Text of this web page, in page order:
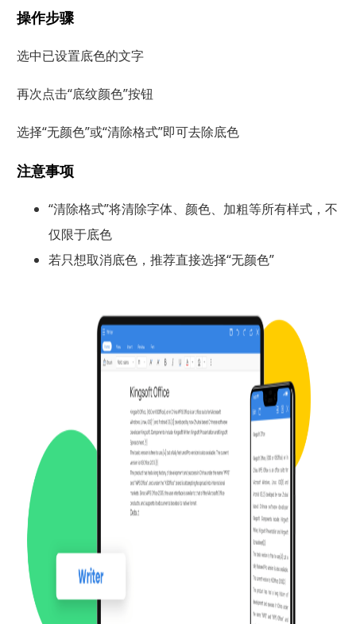
操作步骤
选中已设置底色的文字
再次点击“底纹颜色”按钮
选择“无颜色”或“清除格式”即可去除底色
注意事项
“清除格式”将清除字体、颜色、加粗等所有样式，不
仅限于底色
若只想取消底色，推荐直接选择“无颜色”